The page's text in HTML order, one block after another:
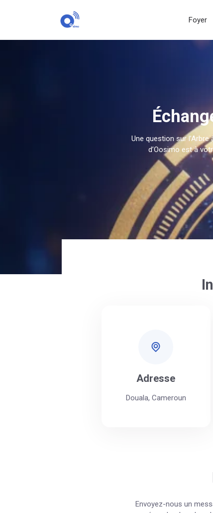
Foyer
Une question sur
d’Oosimo est à
Adresse
Douala, Cameroun
Envoyez-nous un